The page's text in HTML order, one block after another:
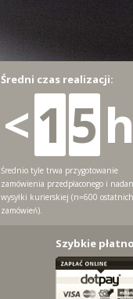
Średni czas realizacji:
<1 5h
Średnio tyle trwa przygotowanie
zamówienia przedpłaconego i
wysyłki kurierskiej (n=600 ostatnich
zamówień).
Szybkie